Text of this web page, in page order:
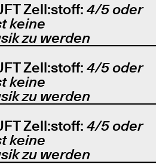
Zell:stoff: 4/5 oder
keine
zu werden
Zell:stoff: 4/5 oder
keine
zu werden
Zell:stoff: 4/5 oder
keine
zu werden